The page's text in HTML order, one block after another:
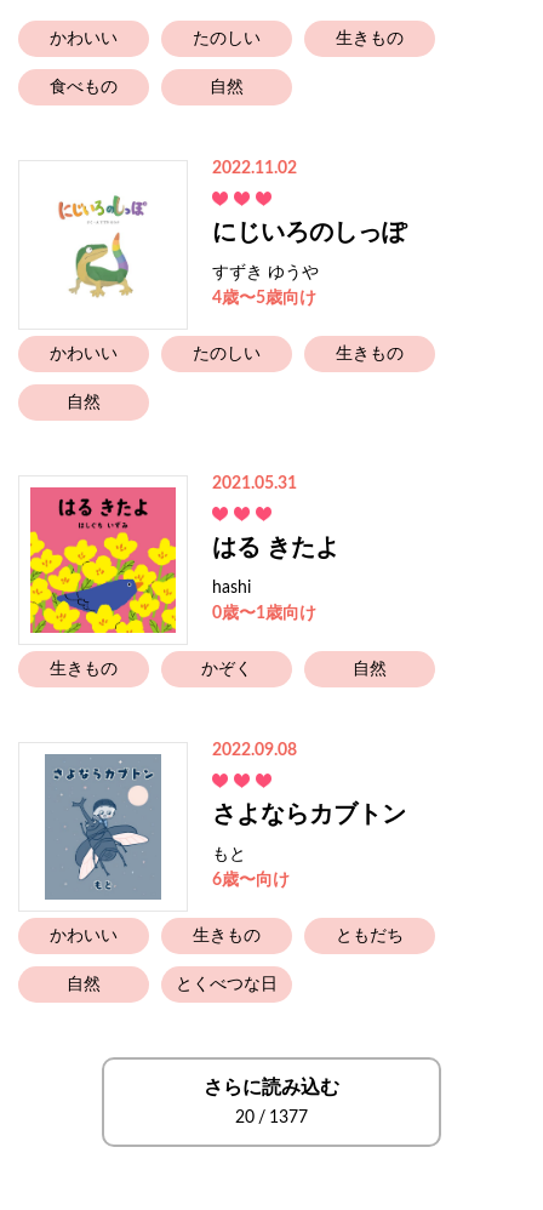
かわいい たのしい 生きもの
食べもの 自然
2022.11.02
にじいろのしっぽ
すずき ゆうや
4歳〜5歳向け
かわいい たのしい 生きもの
自然
2021.05.31
はる きたよ
hashi
0歳〜1歳向け
生きもの かぞく 自然
2022.09.08
さよならカブトン
もと
6歳〜向け
かわいい 生きもの ともだち
自然 とくべつな日
さらに読み込む
20 / 1377